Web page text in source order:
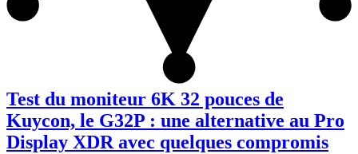
Test du moniteur 6K 32 pouces de
Kuycon, le G32P : une alternative au Pro
Display XDR avec quelques compromis